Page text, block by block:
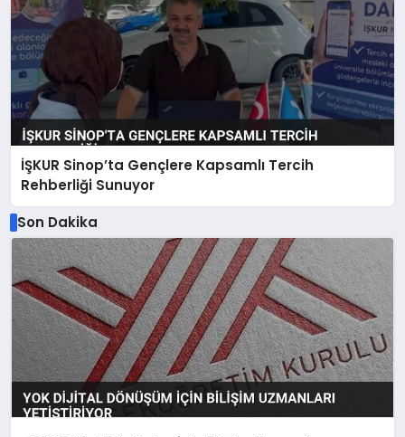
İŞKUR Sinop’ta Gençlere Kapsamlı Tercih
Rehberliği Sunuyor
Son Dakika